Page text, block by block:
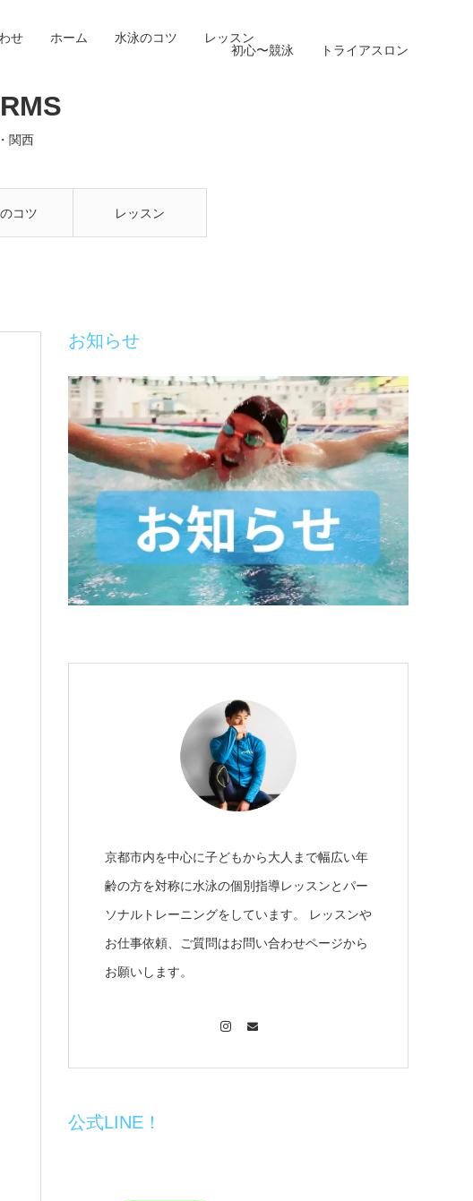
関西
コツ レッスン
せ ホーム 水泳のコツ
レッスン
初心〜競泳
トライアスロン
お知らせ
京都市内を中心に子どもから大人まで幅広い年
齢の方を対称に水泳の個別指導レッスンとパー
ソナルトレーニングをしています。 レッスンや
お仕事依頼、ご質問はお問い合わせページから
お願いします。
公式LINE！